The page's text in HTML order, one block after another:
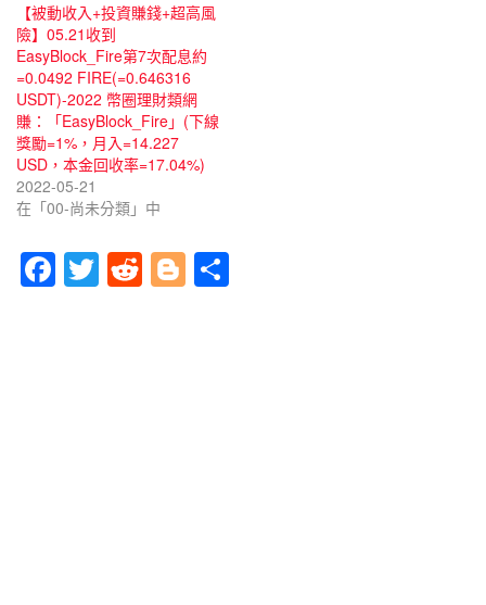
【被動收入+投資賺錢+超高風
險】05.21收到
EasyBlock_Fire第7次配息約
=0.0492 FIRE(=0.646316
USDT)-2022 幣圈理財類網
賺：「EasyBlock_Fire」(下線
獎勵=1%，月入=14.227
USD，本金回收率=17.04%)
2022-05-21
在「00-尚未分類」中
F T R Bl